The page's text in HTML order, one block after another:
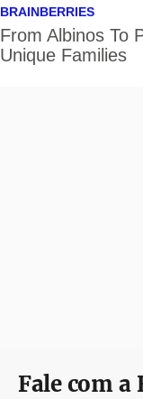
Fale com a